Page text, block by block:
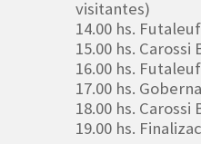
visitantes)
14.00 hs.
15.00 hs.
16.00 hs.
17.00 hs.
18.00 hs.
19.00 hs.